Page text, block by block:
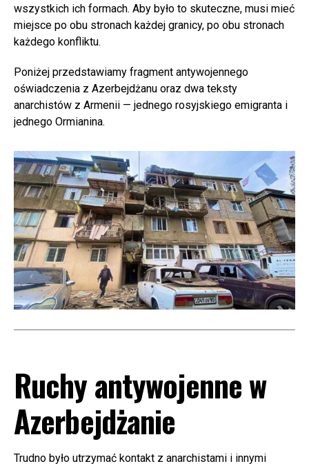
wszystkich ich formach. Aby było to skuteczne, musi mieć
miejsce po obu stronach każdej granicy, po obu stronach
każdego konfliktu.
Poniżej przedstawiamy fragment antywojennego
oświadczenia z Azerbejdżanu oraz dwa teksty
anarchistów z Armenii — jednego rosyjskiego emigranta i
jednego Ormianina.
Ruchy antywojenne w
Azerbejdżanie
Trudno było utrzymać kontakt z anarchistami i innymi